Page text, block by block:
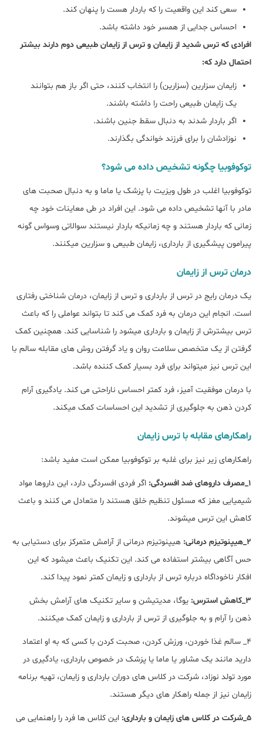
سعی کند این واقعیت را که باردار هست را پنهان کند.
احساس جدایی از همسر خود داشته باشد.
افرادی که ترس شدید از زایمان و ترس از زایمان طبیعی دوم دارند بیشتر
احتمال دارد که:
زایمان سزارین (سزارین) را انتخاب کنند، حتی اگر باز هم بتوانند
یک زایمان طبیعی راحت را داشته باشند.
اگر باردار شدند به دنبال سقط جنین باشند.
نوزادشان را برای فرزند خواندگی بگذارند.
توکوفوبیا چگونه تشخیص داده می شود؟
توکوفوبیا اغلب در طول ویزیت با پزشک یا ماما و به دنبال صحبت های
مادر با آنها تشخیص داده می شود. این افراد در طی معاینات خود چه
زمانی که باردار هستند و چه زمانیکه باردار نیستند سوالاتی وسواس گونه
پیرامون پیشگیری از بارداری، زایمان طبیعی و سزارین میکنند.
درمان ترس از زایمان
یک درمان رایج در ترس از بارداری و ترس از زایمان، درمان شناختی رفتاری
است. انجام این درمان به فرد کمک می کند تا بتواند عواملی را که باعث
ترس بیشترش از زایمان و بارداری میشود را شناسایی کند. همچنین کمک
گرفتن از یک متخصص سلامت روان و یاد گرفتن روش های مقابله سالم با
این ترس نیز میتواند برای فرد بسیار کمک کننده باشد.
با درمان موفقیت آمیز، فرد کمتر احساس ناراحتی می کند. یادگیری آرام
کردن ذهن به جلوگیری از تشدید این احساسات کمک میکند.
راهکارهای مقابله با ترس زایمان
راهکارهای زیر نیز برای غلبه بر توکوفوبیا ممکن است مفید باشد:
1_مصرف داروهای ضد افسردگی:
اگر فردی افسردگی دارد، این داروها مواد
شیمیایی مغز که مسئول تنظیم خلق هستند را متعادل می کنند و باعث
کاهش این ترس میشوند.
2_هیپنوتیزم درمانی:
هیپنوتیزم درمانی از آرامش متمرکز برای دستیابی به
حس آگاهی بیشتر استفاده می کند. این تکنیک باعث میشود که این
افکار ناخوداگاه درباره ترس از بارداری و زایمان کمتر نمود پیدا کند.
3_کاهش استرس:
یوگا، مدیتیشن و سایر تکنیک های آرامش بخش
ذهن را آرام و به جلوگیری از ترس از بارداری و زایمان کمک میکنند.
4_ سالم غذا خوردن، ورزش کردن، صحبت کردن با کسی که به او اعتماد
دارید مانند یک مشاور یا ماما یا پزشک در خصوص بارداری، یادگیری در
مورد تولد نوزاد، شرکت در کلاس های دوران بارداری و زایمان، تهیه برنامه
زایمان نیز از جمله راهکار های دیگر هستند.
5_شرکت در کلاس های زایمان و بارداری:
این کلاس ها فرد را راهنمایی می